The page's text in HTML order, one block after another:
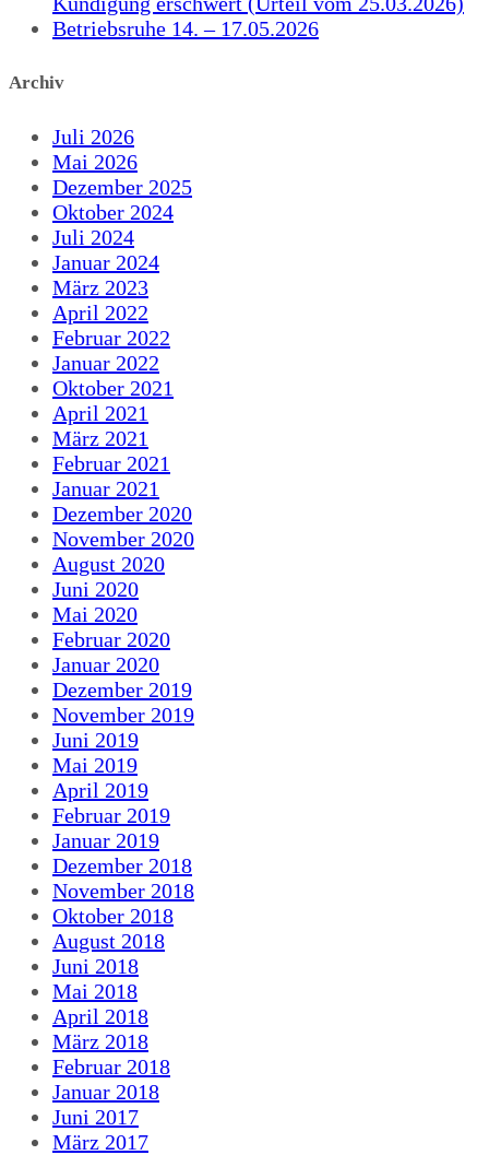
Betriebsruhe 14. – 17.05.2026
Archiv
Juli 2026
Mai 2026
Dezember 2025
Oktober 2024
Juli 2024
Januar 2024
März 2023
April 2022
Februar 2022
Januar 2022
Oktober 2021
April 2021
März 2021
Februar 2021
Januar 2021
Dezember 2020
November 2020
August 2020
Juni 2020
Mai 2020
Februar 2020
Januar 2020
Dezember 2019
November 2019
Juni 2019
Mai 2019
April 2019
Februar 2019
Januar 2019
Dezember 2018
November 2018
Oktober 2018
August 2018
Juni 2018
Mai 2018
April 2018
März 2018
Februar 2018
Januar 2018
Juni 2017
März 2017